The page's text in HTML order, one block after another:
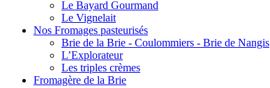
Le Bayard Gourmand
Le Vignelait
Nos Fromages pasteurisés
Brie de la Brie - Coulommiers - Brie de Nangis
L’Explorateur
Les triples crèmes
Fromagère de la Brie